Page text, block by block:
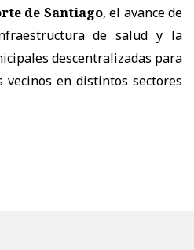
de Santiago, el avance de
de salud y la
descentralizadas para
en distintos sectores